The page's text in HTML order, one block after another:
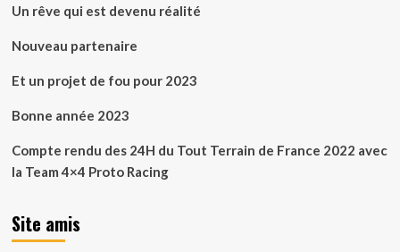
Un rêve qui est devenu réalité
Nouveau partenaire
Et un projet de fou pour 2023
Bonne année 2023
Compte rendu des 24H du Tout Terrain de France 2022 avec
la Team 4×4 Proto Racing
Site amis